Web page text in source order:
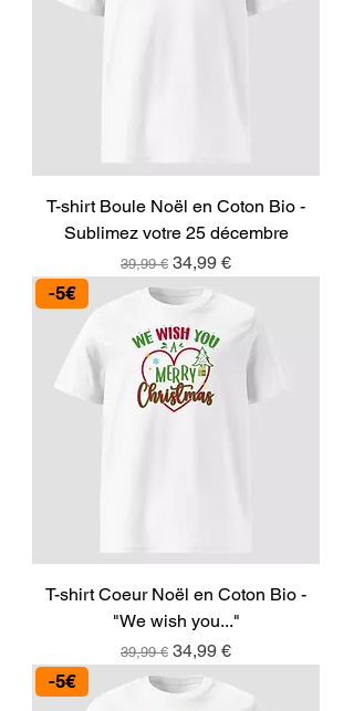
T-shirt Boule Noël en Coton Bio -
Sublimez votre 25 décembre
Prix original
39,99 € Prix promotionnel
34,99 €
-5€
T-shirt Coeur Noël en Coton Bio -
"We wish you..."
Prix original
39,99 € Prix promotionnel
34,99 €
-5€